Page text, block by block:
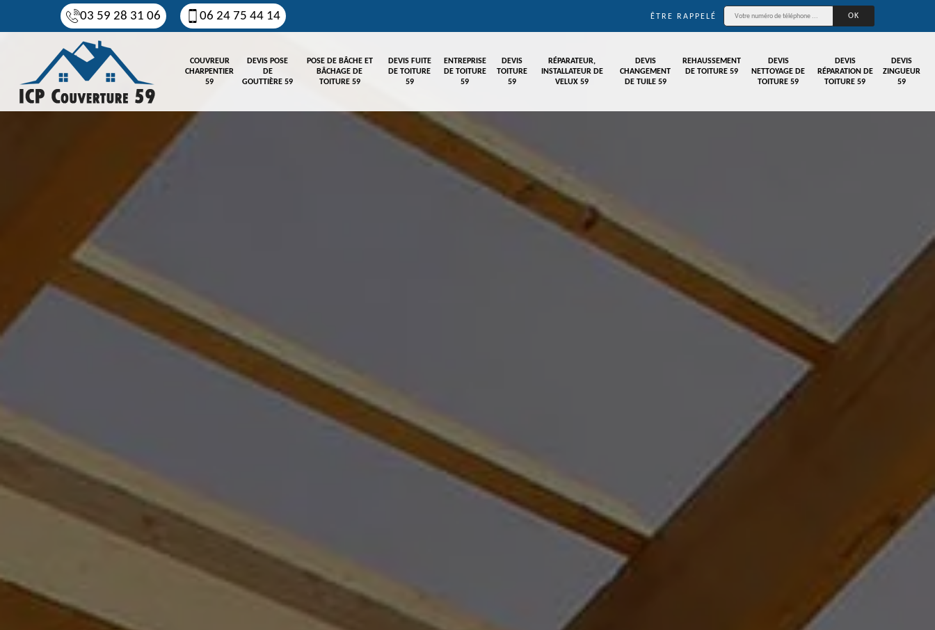
03 59 28 31 06 06 24 75 44 14 ÊTRE RAPPELÉ
COUVREUR
CHARPENTIER
59
DEVIS POSE
DE
GOUTTIÈRE 59
POSE DE BÂCHE ET
BÂCHAGE DE
TOITURE 59
DEVIS FUITE
DE TOITURE
59
ENTREPRISE
DE TOITURE
59
DEVIS
TOITURE
59
RÉPARATEUR,
INSTALLATEUR DE
VELUX 59
DEVIS
CHANGEMENT
DE TUILE 59
REHAUSSEMENT
DE TOITURE 59
DEVIS
NETTOYAGE DE
TOITURE 59
DEVIS
RÉPARATION DE
TOITURE 59
DEVIS
ZINGUEUR
59